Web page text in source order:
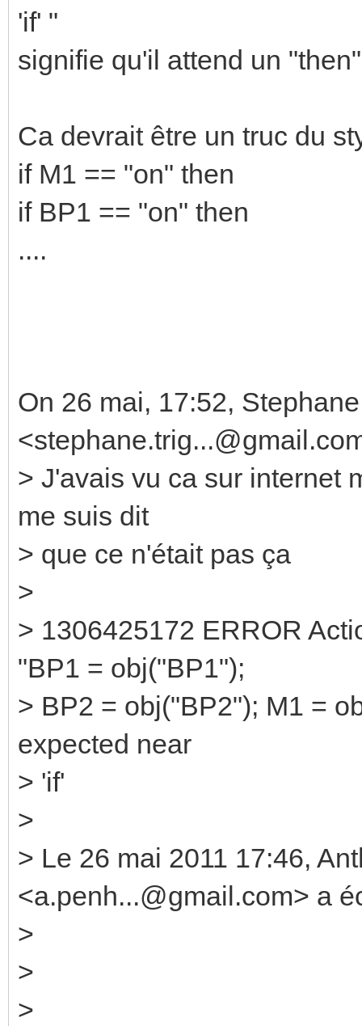
'if' "
signifie qu'il attend un
Ca devrait être un truc du
if M1 == "on" then
if BP1 == "on" then
....
On 26 mai, 17:52,
> J'avais vu ca sur internet
me suis dit
> que ce n'était pas ça
>
> 1306425172 ERROR
"BP1 = obj("BP1");
> BP2 = obj("BP2"); M1 =
expected near
> 'if'
>
> Le 26 mai 2011 17:46,
<a.penh...@gmail.com> a
>
>
>